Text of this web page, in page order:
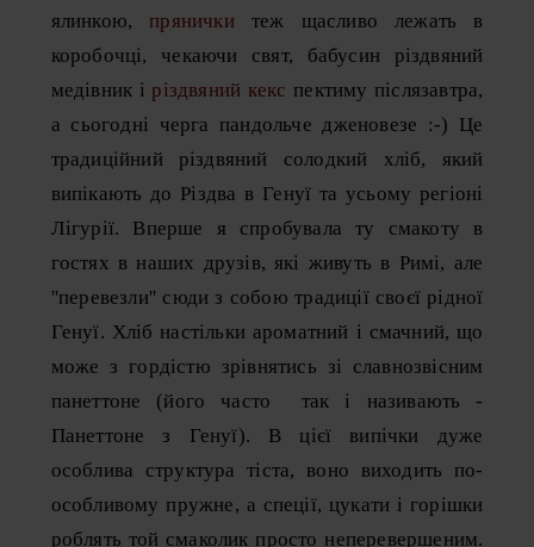
ялинкою, прянички теж щасливо лежать в
коробочці, чекаючи свят, бабусин різдвяний
медівник і різдвяний кекс пектиму післязавтра,
а сьогодні черга пандольче дженовезе :-) Це
традиційний різдвяний солодкий хліб, який
випікають до Різдва в Генуї та усьому регіоні
Лігурії. Вперше я спробувала ту смакоту в
гостях в наших друзів, які живуть в Римі, але
''перевезли'' сюди з собою традиції своєї рідної
Генуї. Хліб настільки ароматний і смачний, що
може з гордістю зрівнятись зі славнозвісним
панеттоне (його часто так і називають -
Панеттоне з Генуї). В цієї випічки дуже
особлива структура тіста, воно виходить по-
особливому пружне, а спеції, цукати і горішки
роблять той смаколик просто неперевершеним.